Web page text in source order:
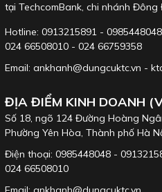
tại TechcomBank, chi nhánh Đông
Hotline: 0913215891 - 0985448048
024 66508010 - 024 66759358
Email: ankhanh@dungcuktc.vn -
ĐỊA ĐIỂM KINH DOANH
Số 18, ngõ 124 Đường Hoàng
Phường Yên Hòa, Thành phố Hà
Điện thoại: 0985448048 -
024 66508010